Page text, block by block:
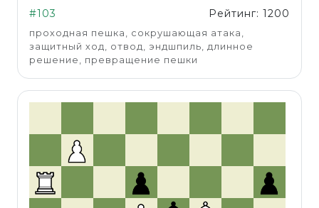
#103 Рейтинг: 1200
проходная пешка, сокрушающая атака,
защитный ход, отвод, эндшпиль, длинное
решение, превращение пешки